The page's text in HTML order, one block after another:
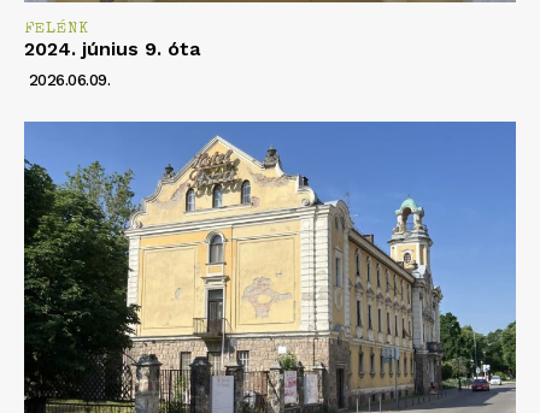
FELÉNK
2024. június 9. óta
2026.06.09.